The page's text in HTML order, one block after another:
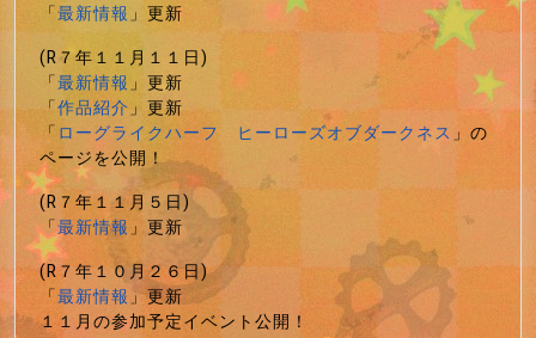
「最新情報」更新
(R７年１１月１１日)
「最新情報」更新
「作品紹介」更新
「ローグライクハーフ ヒーローズオブダークネス」の
ページを公開！
(R７年１１月５日)
「最新情報」更新
(R７年１０月２６日)
「最新情報」更新
１１月の参加予定イベント公開！